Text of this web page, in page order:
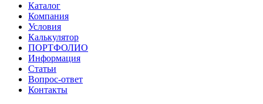
Каталог
Компания
Условия
Калькулятор
ПОРТФОЛИО
Информация
Статьи
Вопрос-ответ
Контакты